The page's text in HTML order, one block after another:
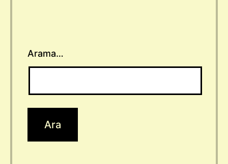
Arama…